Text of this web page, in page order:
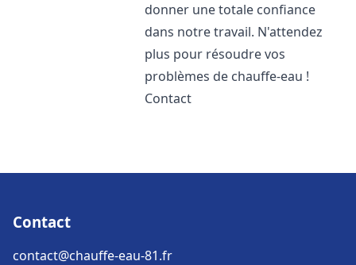
donner une totale confiance
dans notre travail. N'attendez
plus pour résoudre vos
problèmes de chauffe-eau !
Contact
Contact
contact@chauffe-eau-81.fr